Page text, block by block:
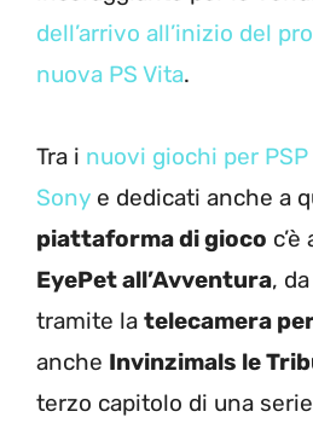
dell’arrivo all’inizio del
nuova PS Vita.
Tra i nuovi giochi per
Sony e dedicati anche a
piattaforma di gioco
EyePet all’Avventura,
tramite la telecamera
anche Invinzimals le
terzo capitolo di una